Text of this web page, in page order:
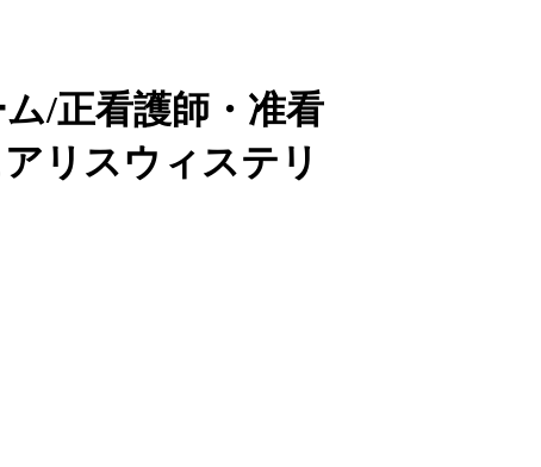
/正看護師・准看
リスウィステリ